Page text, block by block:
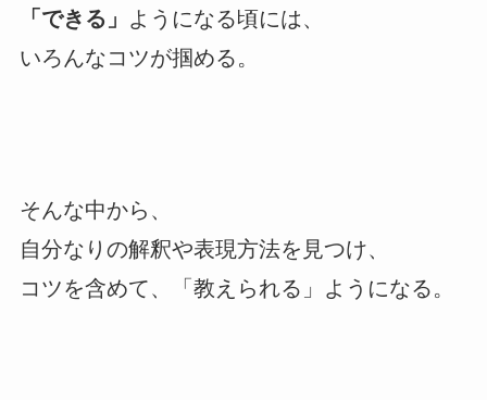
「できる」
ようになる頃には、
いろんなコツが掴める。
そんな中から、
自分なりの解釈や表現方法を見つけ、
コツを含めて、「教えられる」ようになる。